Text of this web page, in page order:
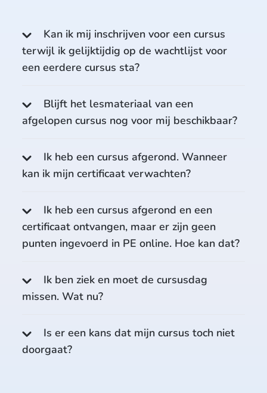
Kan ik mij inschrijven voor een cursus
terwijl ik gelijktijdig op de wachtlijst voor
een eerdere cursus sta?
Blijft het lesmateriaal van een
afgelopen cursus nog voor mij beschikbaar?
Ik heb een cursus afgerond. Wanneer
kan ik mijn certificaat verwachten?
Ik heb een cursus afgerond en een
certificaat ontvangen, maar er zijn geen
punten ingevoerd in PE online. Hoe kan dat?
Ik ben ziek en moet de cursusdag
missen. Wat nu?
Is er een kans dat mijn cursus toch niet
doorgaat?